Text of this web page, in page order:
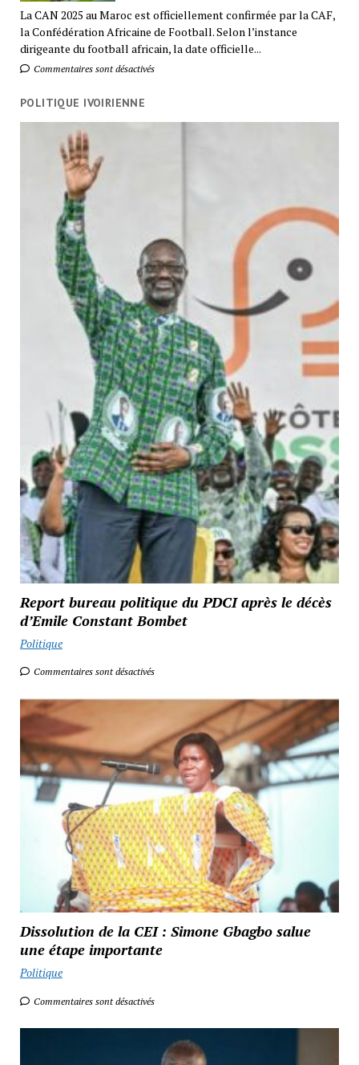
La CAN 2025 au Maroc est officiellement confirmée par la CAF,
la Confédération Africaine de Football. Selon l’instance
dirigeante du football africain, la date officielle...
Commentaires sont désactivés
POLITIQUE IVOIRIENNE
Report bureau politique du PDCI après le décès
d’Emile Constant Bombet
Politique
Commentaires sont désactivés
Dissolution de la CEI : Simone Gbagbo salue
une étape importante
Politique
Commentaires sont désactivés